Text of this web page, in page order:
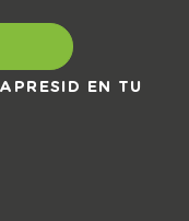
EN TU